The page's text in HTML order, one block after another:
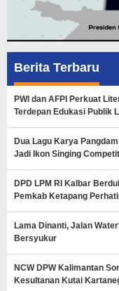
Berita Terbaru
PWI dan AFPI Perkuat
Terdepan Edukasi Publik
Dua Lagu Karya
Jadi Ikon Singing
DPD LPM RI Kalbar
Pemkab Ketapang
Lama Dinanti, Jalan
Bersyukur
NCW DPW Kalimantan
Kesultanan Kutai